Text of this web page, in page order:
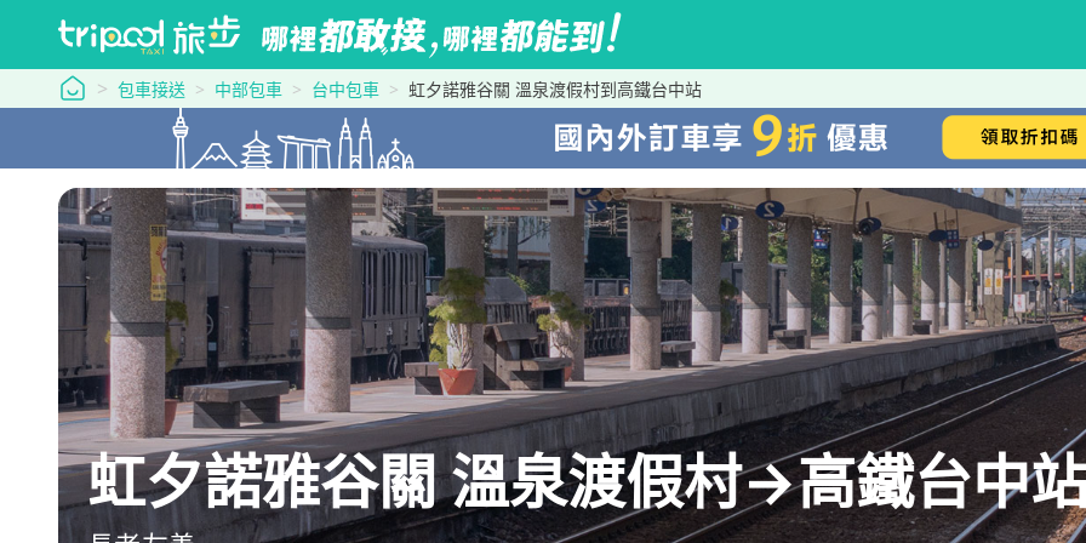
tripool 旅步
包車接送 中部包車 台中包車 虹夕諾雅谷關 溫泉渡假村到高鐵台中站
虹夕諾雅谷關 溫泉渡假村→高鐵台中